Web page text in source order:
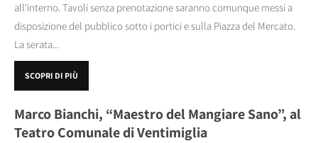
all'interno. Tavoli senza prenotazione saranno comunque messi a
disposizione del pubblico sotto i portici e sulla Piazza del Mercato.
La serata...
SCOPRI DI PIÙ
Marco Bianchi, “Maestro del Mangiare Sano”, al
Teatro Comunale di Ventimiglia